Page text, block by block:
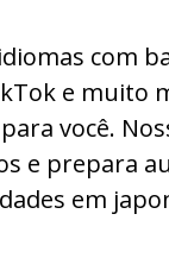
com
e muito
você.
e prepara
em